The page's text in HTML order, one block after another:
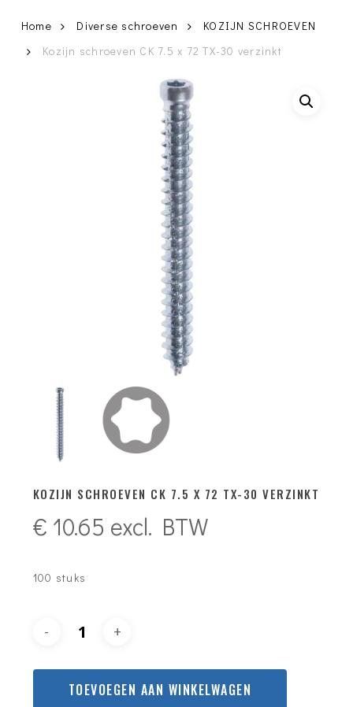
Home Diverse schroeven
KOZIJN SCHROEVEN
Kozijn schroeven CK 7.5 x 72 TX-30 verzinkt
KOZIJN SCHROEVEN CK 7.5 X 72 TX-30 VERZINKT
€ 10.65 excl. BTW
100 stuks
TOEVOEGEN AAN WINKELWAGEN